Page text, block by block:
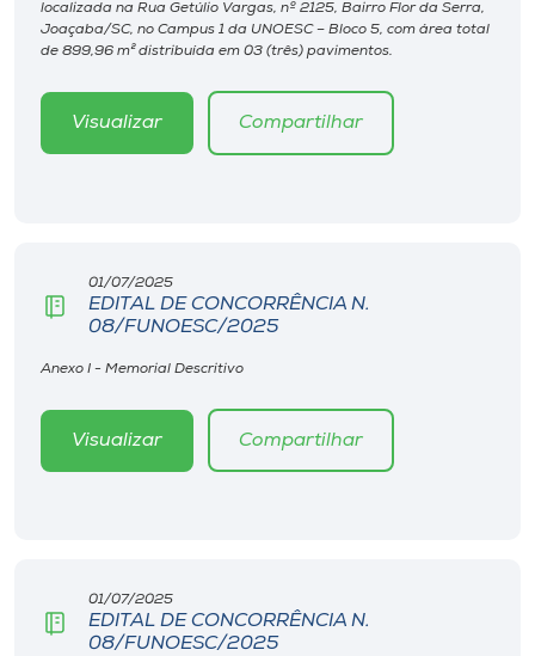
o idioma
localizada na Rua Getúlio Vargas, nº 2125, Bairro Flor da Serra,
Joaçaba/SC, no Campus 1 da UNOESC – Bloco 5, com área total
de 899,96 m² distribuída em 03 (três) pavimentos.
Visualizar Compartilhar
01/07/2025
EDITAL DE CONCORRÊNCIA N.
08/FUNOESC/2025
Anexo I - Memorial Descritivo
Visualizar Compartilhar
01/07/2025
EDITAL DE CONCORRÊNCIA N.
08/FUNOESC/2025